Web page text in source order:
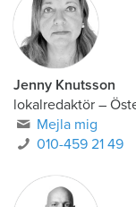
Jenny Knutsson
lokalredaktör –
Mejla mig
010-459 21 49